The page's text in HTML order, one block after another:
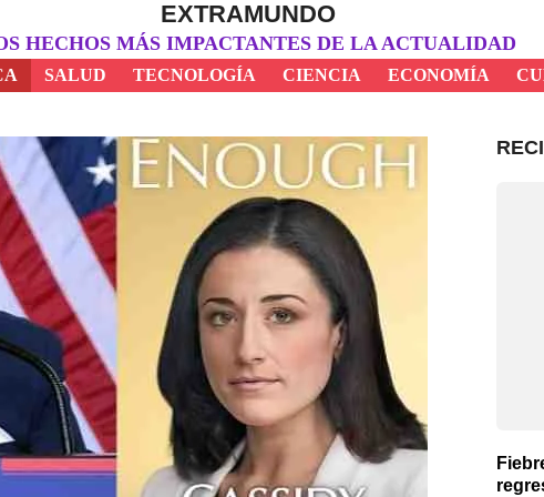
EXTRAMUNDO
HECHOS MÁS IMPACTANTES DE LA ACTUALIDAD
SALUD TECNOLOGÍA CIENCIA ECONOMÍA